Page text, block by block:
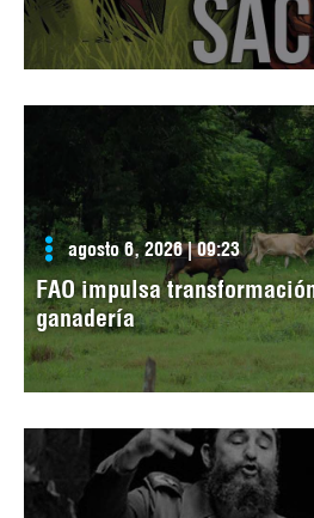
agosto 6, 2026 | 09:23
FAO impulsa
ganadería